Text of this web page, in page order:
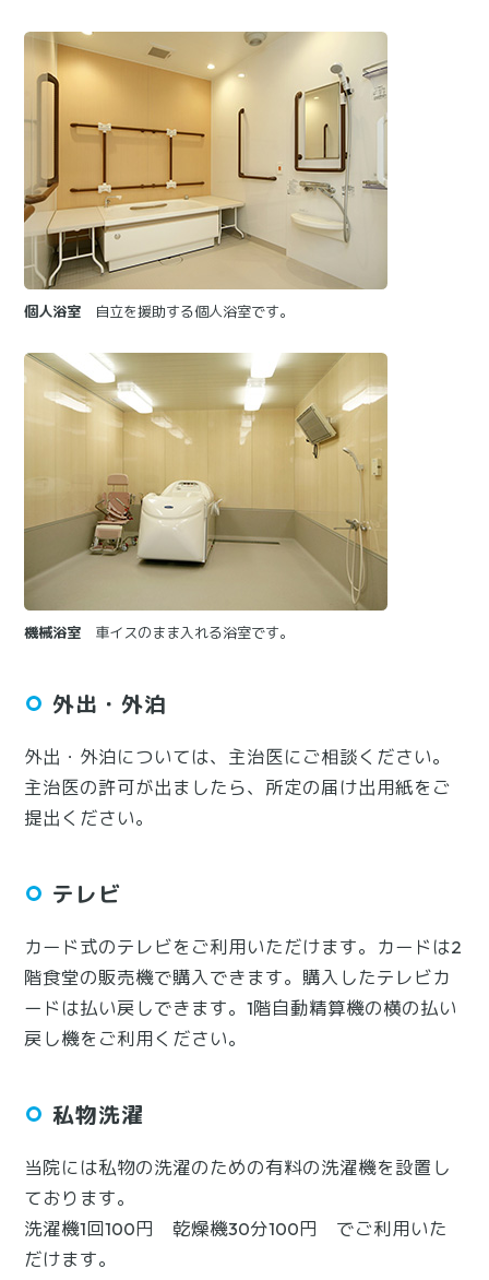
個人浴室 自立を援助する個人浴室です。
機械浴室 車イスのまま入れる浴室です。
外出・外泊
外出・外泊については、主治医にご相談ください。
主治医の許可が出ましたら、所定の届け出用紙をご
提出ください。
テレビ
カード式のテレビをご利用いただけます。カードは2
階食堂の販売機で購入できます。購入したテレビカ
ードは払い戻しできます。1階自動精算機の横の払い
戻し機をご利用ください。
私物洗濯
当院には私物の洗濯のための有料の洗濯機を設置し
ております。
洗濯機1回100円 乾燥機30分100円 でご利用いた
だけます。